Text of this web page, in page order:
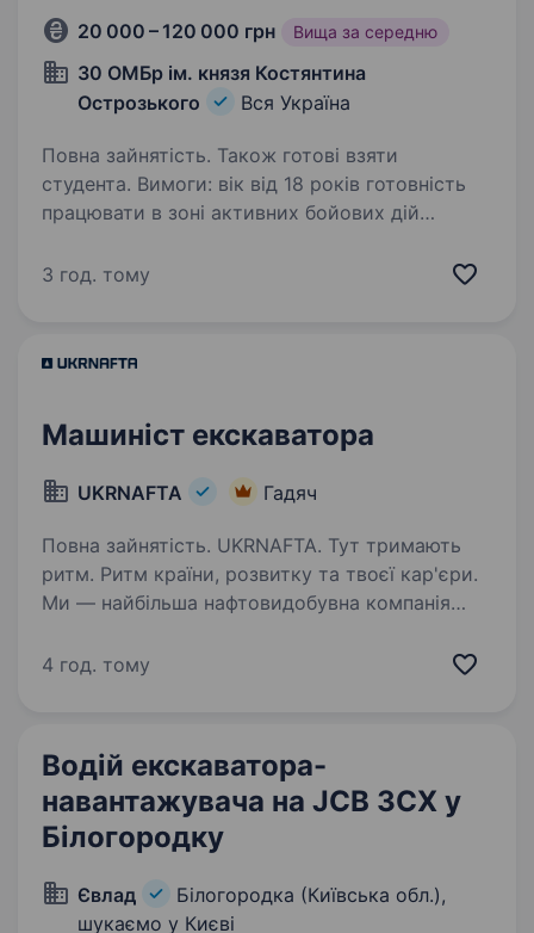
20 000 – 120 000 грн Вища за середню
30 ОМБр ім. князя Костянтина
Острозького
Вся Україна
Повна зайнятість. Також готові взяти
студента. Вимоги: вік від 18 років готовність
працювати в зоні активних бойових дій
здоров’я й морально-психологічними
3 год. тому
Машиніст екскаватора
UKRNAFTA Гадяч
Повна зайнятість. UKRNAFTA. Тут тримають
ритм. Ритм країни, розвитку та твоєї кар'єри.
Ми — найбільша нафтовидобувна компанія
майже 700 сучасних автозаправних
4 год. тому
Водій екскаватора-
навантажувача на JCB 3CX у
Білогородку
Євлад
Білогородка (Київська обл.),
шукаємо у Києві